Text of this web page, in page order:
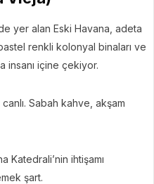
yer alan Eski Havana, adeta
renkli kolonyal binaları ve
insanı içine çekiyor.
Sabah kahve, akşam
Katedrali’nin ihtişamı
şart.